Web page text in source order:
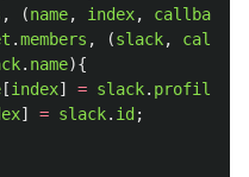
, (name, index, callback
.members , (slack,
. name){
[index] = slack. profile
] = slack. id ;